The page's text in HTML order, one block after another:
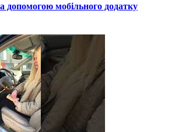
допомогою мобільного додатку